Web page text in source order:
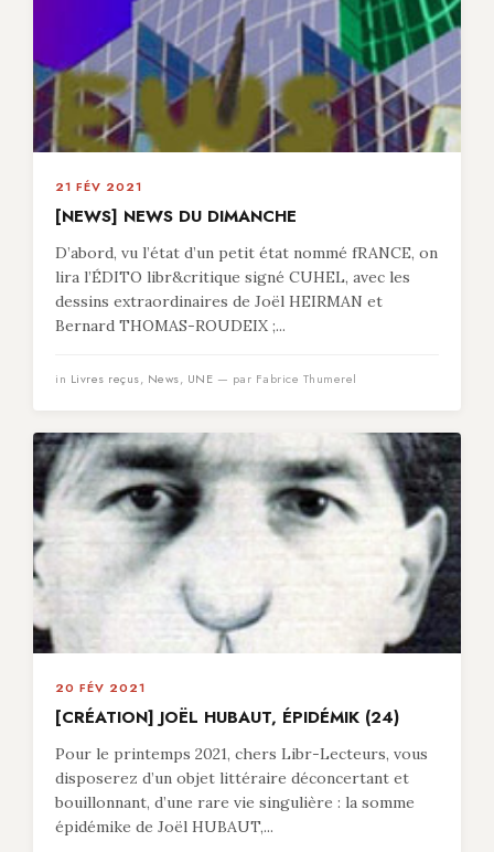
21 FÉV 2021
[NEWS] NEWS DU DIMANCHE
D’abord, vu l’état d’un petit état nommé fRANCE, on
lira l’ÉDITO libr&critique signé CUHEL, avec les
dessins extraordinaires de Joël HEIRMAN et
Bernard THOMAS-ROUDEIX ;...
in Livres reçus, News, UNE — par Fabrice Thumerel
20 FÉV 2021
[CRÉATION] JOËL HUBAUT, ÉPIDÉMIK (24)
Pour le printemps 2021, chers Libr-Lecteurs, vous
disposerez d’un objet littéraire déconcertant et
bouillonnant, d’une rare vie singulière : la somme
épidémike de Joël HUBAUT,...